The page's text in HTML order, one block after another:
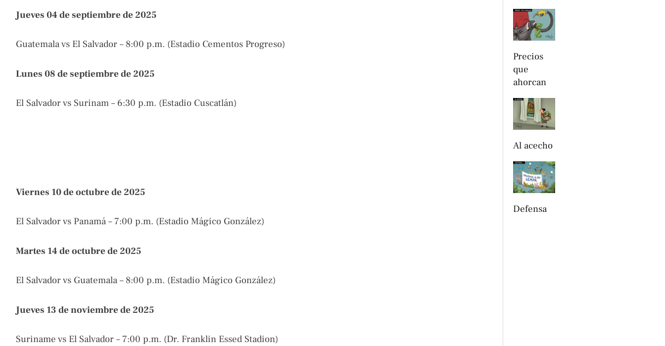
Jueves 04 de septiembre de 2025
Guatemala vs El Salvador – 8:00 p.m. (Estadio Cementos Progreso)
Lunes 08 de septiembre de 2025
El Salvador vs Surinam – 6:30 p.m. (Estadio Cuscatlán)
Viernes 10 de octubre de 2025
El Salvador vs Panamá – 7:00 p.m. (Estadio Mágico González)
Martes 14 de octubre de 2025
El Salvador vs Guatemala – 8:00 p.m. (Estadio Mágico González)
Jueves 13 de noviembre de 2025
Suriname vs El Salvador – 7:00 p.m. (Dr. Franklin Essed Stadion)
Precios
que
ahorcan
Al acecho
Defensa